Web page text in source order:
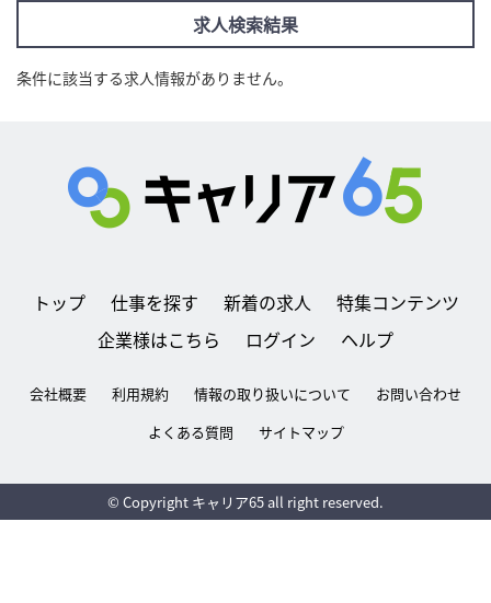
求人検索結果
条件に該当する求人情報がありません。
トップ 仕事を探す 新着の求人
特集コンテンツ
企業様はこちら
ログイン ヘルプ
会社概要 利用規約 情報の取り扱いについて
お問い合わせ
よくある質問
サイトマップ
© Copyright キャリア65 all right reserved.